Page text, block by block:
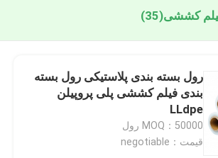
کششی(35)
رول بسته بندی پلاستیکی رول بسته
بندی فیلم کششی پلی پروپیلن
LLdpe
MOQ：50000 رول
قیمت：negotiable